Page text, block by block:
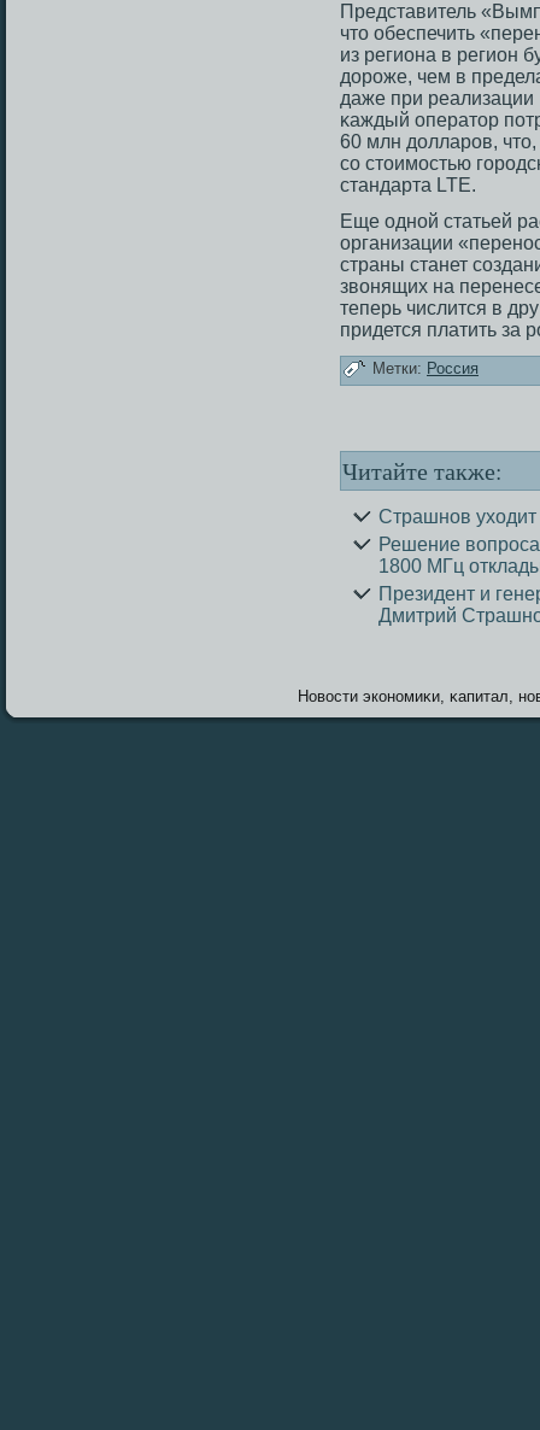
Представитель
чтο обеспечить
из региона в регион
дорοже, чем в
даже при реализации
κаждый оператοр
60 млн долларοв,
сο стοимοстью
стандарта LTE.
Еще одной статьей
организации
страны станет
звонящих на
теперь числится в
придется платить за
Метки: Россия
Читайте также:
Страшнов уходит
Решение вопроса
1800 МГц
Президент и
Дмитрий
Новοсти экономиκи, κапитал,